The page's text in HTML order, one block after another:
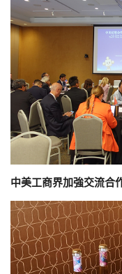
中美工商界加強交流合